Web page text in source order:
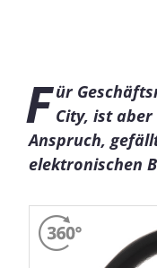
F ür
City, ist
Anspruch,
elektronischen